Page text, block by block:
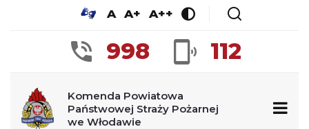
A A+ A++
998 112
Komenda Powiatowa
Państwowej Straży Pożarnej
we Włodawie